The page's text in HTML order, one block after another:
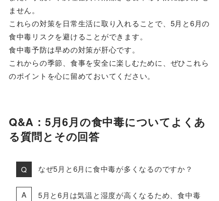
ません。
これらの対策を日常生活に取り入れることで、5月と6月の
食中毒リスクを避けることができます。
食中毒予防は早めの対策が肝心です。
これからの季節、食事を安全に楽しむために、ぜひこれら
のポイントを心に留めておいてください。
Q&A：5月6月の食中毒についてよくあ
る質問とその回答
なぜ5月と6月に食中毒が多くなるのですか？
5月と6月は気温と湿度が高くなるため、食中毒